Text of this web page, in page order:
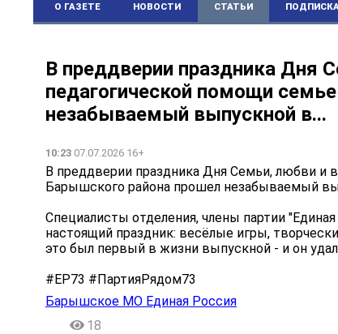
О ГАЗЕТЕ НОВОСТИ СТАТЬИ
В преддверии праздника Дня
педагогической помощи
незабываемый выпускной в...
10:23 07.07.2026 16+
В преддверии праздника Дня Семьи, любви и
Барышского района прошел незабываемый
Специалисты отделения, члены партии
настоящий праздник: весёлые игры,
это был первый в жизни выпускной - и он
#ЕР73 #ПартияРядом73
Барышское МО Единая Россия
18